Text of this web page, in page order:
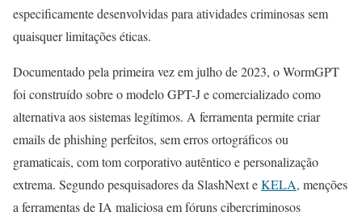
especificamente desenvolvidas para atividades criminosas sem
quaisquer limitações éticas.
Documentado pela primeira vez em julho de 2023, o WormGPT
foi construído sobre o modelo GPT-J e comercializado como
alternativa aos sistemas legítimos. A ferramenta permite criar
emails de phishing perfeitos, sem erros ortográficos ou
gramaticais, com tom corporativo autêntico e personalização
extrema. Segundo pesquisadores da SlashNext eKELA, menções
a ferramentas de IA maliciosa em fóruns cibercriminosos